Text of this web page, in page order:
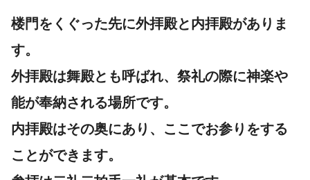
楼門をくぐった先に外拝殿と内拝殿がありま
す。
外拝殿は舞殿とも呼ばれ、祭礼の際に神楽や
能が奉納される場所です。
内拝殿はその奥にあり、ここでお参りをする
ことができます。